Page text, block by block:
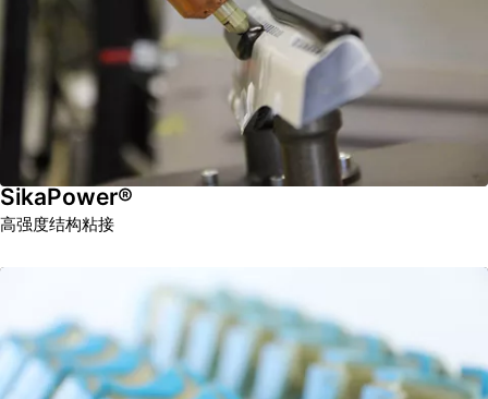
SikaPower®
高强度结构粘接